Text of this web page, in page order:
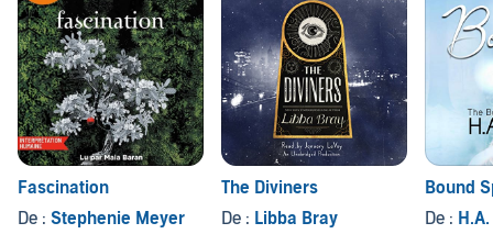
Fascination
De : Stephenie Meyer
The Diviners
De : Libba Bray
Bound
De :